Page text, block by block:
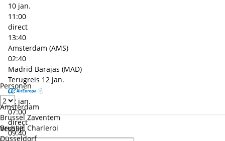
Personen
Verblijf
Amsterdam
Brussel Zaventem
Brussel Charleroi
Düsseldorf
10 jan.
11:00
direct
13:40
Amsterdam (AMS)
02:40
Madrid Barajas (MAD)
Terugreis 12 jan.
12 jan.
07:00
direct
09:40